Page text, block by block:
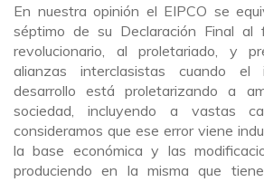
En nuestra opinión el EIPCO se
séptimo de su Declaración Final al
revolucionario, al proletariado, y
alianzas interclasistas cuando el
desarrollo está proletarizando a
sociedad, incluyendo a vastas
consideramos que ese error viene
la base económica y las
produciendo en la misma que